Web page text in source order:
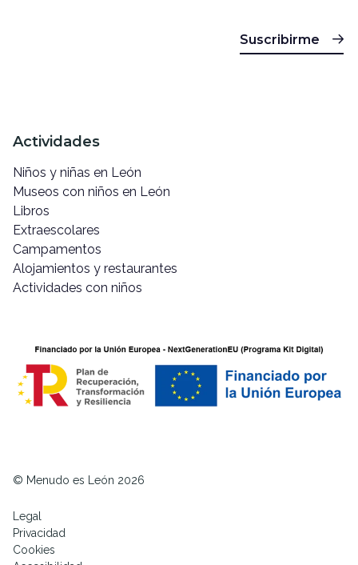
Suscribirme
Actividades
Niños y niñas en León
Museos con niños en León
Libros
Extraescolares
Campamentos
Alojamientos y restaurantes
Actividades con niños
© Menudo es León 2026
Legal
Privacidad
Cookies